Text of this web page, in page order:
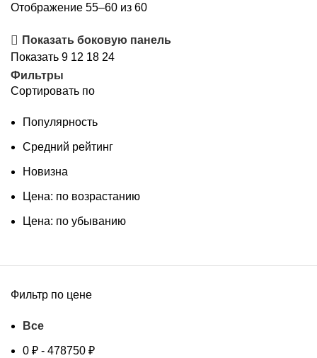
Отображение 55–60 из 60Сортировка:
недавние
Показать боковую панель
Показать 9 12 18 24
Фильтры
Сортировать по
Популярность
Средний рейтинг
Новизна
Цена: по возрастанию
Цена: по убыванию
Фильтр по цене
Все
0 ₽ - 478750 ₽